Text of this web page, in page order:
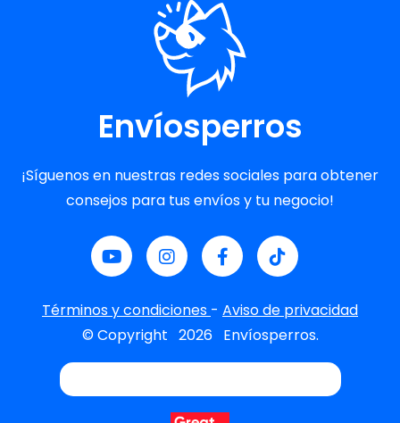
Envíosperros
¡Síguenos en nuestras redes sociales para obtener
consejos para tus envíos y tu negocio!
Términos y condiciones - Aviso de privacidad
© Copyright 2026 Envíosperros.